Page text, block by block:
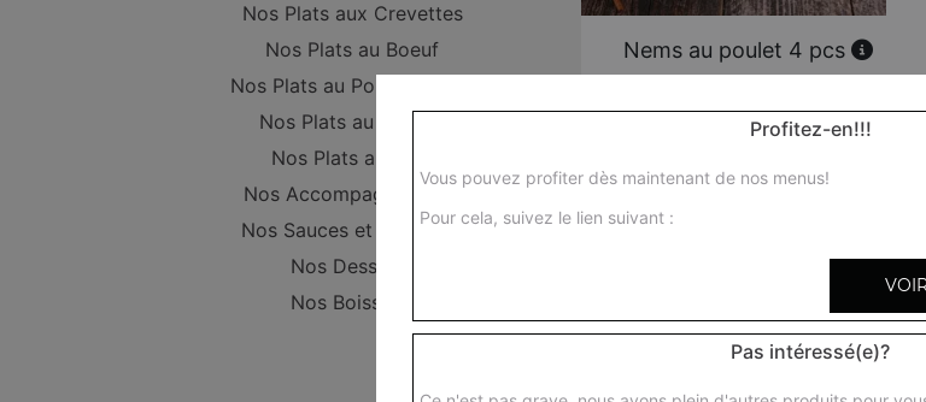
Nos Plats aux Crevettes
Nos Plats au Boeuf
Nos Plats au Poulet (Halal)
Nos Plats au Canard
Nos Plats au Porc
Nos Accompagnements
Nos Sauces et Couverts
Nos Desserts
Nos Boissons
Nems au poulet 4 pcs
Assortiment à la vapeur 6 pcs
Samoussa au boeuf curry 4
Nems aux crevettes 6 pcs
Profitez-en!!!
Vous pouvez profiter dès maintenant de nos menus!
Pour cela, suivez le lien suivant :
Pas intéressé(e)?